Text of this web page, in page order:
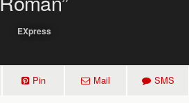
EXpress
Pin Mail SMS